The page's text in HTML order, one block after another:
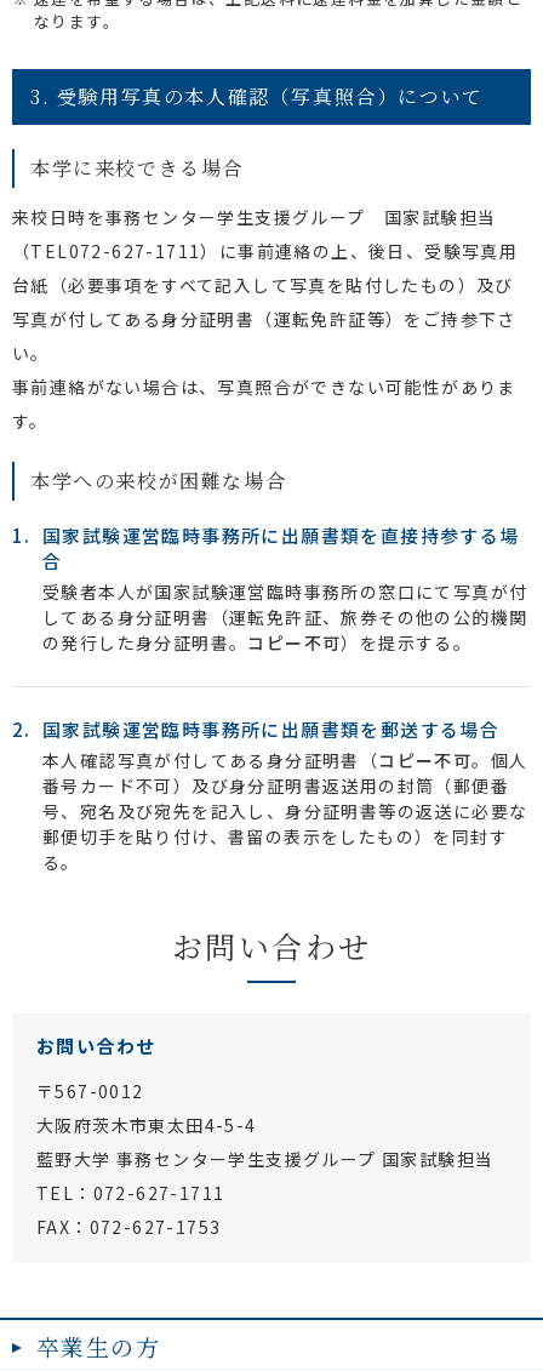
なります。
3. 受験用写真の本人確認（写真照合）について
本学に来校できる場合
来校日時を事務センター学生支援グループ 国家試験担当
（TEL072-627-1711）に事前連絡の上、後日、受験写真用
台紙（必要事項をすべて記入して写真を貼付したもの）及び
写真が付してある身分証明書（運転免許証等）をご持参下さ
い。
事前連絡がない場合は、写真照合ができない可能性がありま
す。
本学への来校が困難な場合
国家試験運営臨時事務所に出願書類を直接持参する場
合
受験者本人が国家試験運営臨時事務所の窓口にて写真が付
してある身分証明書（運転免許証、旅券その他の公的機関
の発行した身分証明書。 コピー不可）を提示する。
国家試験運営臨時事務所に出願書類を郵送する場合
本人確認写真が付してある身分証明書（コピー不可。個人
番号カード不可）及び身分証明書返送用の封筒（郵便番
号、宛名及び宛先を記入し、身分証明書等の返送に必要な
郵便切手を貼り付け、書留の表示をしたもの）を同封す
る。
お問い合わせ
お問い合わせ
〒567-0012
大阪府茨木市東太田4-5-4
藍野大学 事務センター学生支援グループ 国家試験担当
TEL：072-627-1711
FAX：072-627-1753
卒業生の方